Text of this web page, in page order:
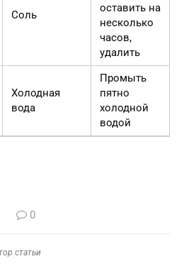
Соль
оставить на
несколько
часов,
удалить
Холодная
вода
Промыть
пятно
холодной
водой
0
статьи